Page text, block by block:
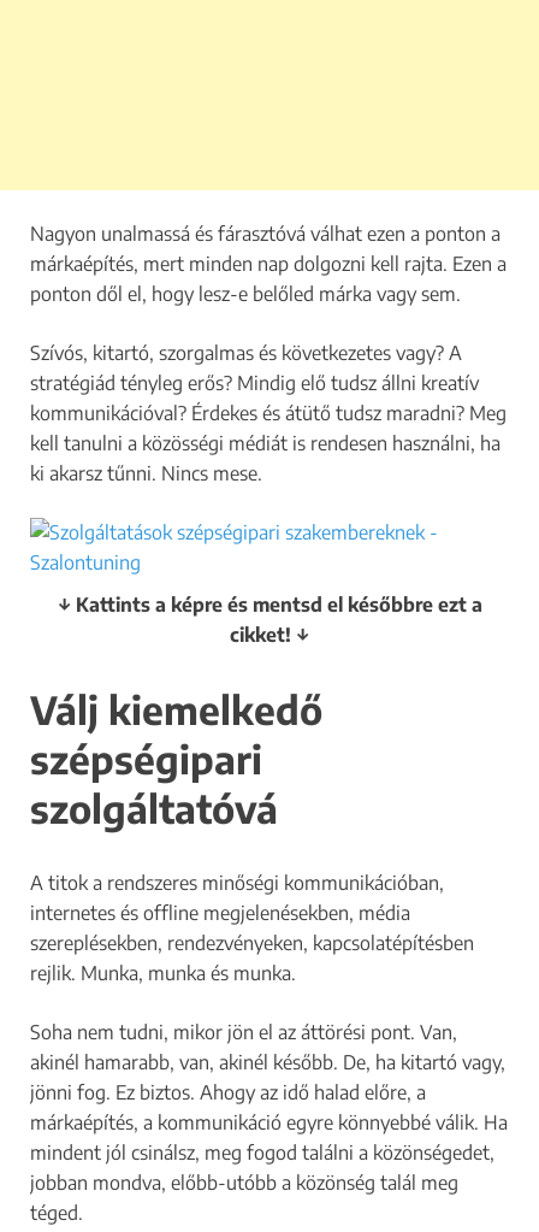
Nagyon unalmassá és fárasztóvá válhat ezen a ponton a
márkaépítés, mert minden nap dolgozni kell rajta. Ezen a
ponton dől el, hogy lesz-e belőled márka vagy sem.
Szívós, kitartó, szorgalmas és következetes vagy? A
stratégiád tényleg erős? Mindig elő tudsz állni kreatív
kommunikációval? Érdekes és átütő tudsz maradni? Meg
kell tanulni a közösségi médiát is rendesen használni, ha
ki akarsz tűnni. Nincs mese.
↓ Kattints a képre és mentsd el későbbre ezt a
cikket! ↓
Válj kiemelkedő
szépségipari
szolgáltatóvá
A titok a rendszeres minőségi kommunikációban,
internetes és offline megjelenésekben, média
szereplésekben, rendezvényeken, kapcsolatépítésben
rejlik. Munka, munka és munka.
Soha nem tudni, mikor jön el az áttörési pont. Van,
akinél hamarabb, van, akinél később. De, ha kitartó vagy,
jönni fog. Ez biztos. Ahogy az idő halad előre, a
márkaépítés, a kommunikáció egyre könnyebbé válik. Ha
mindent jól csinálsz, meg fogod találni a közönségedet,
jobban mondva, előbb-utóbb a közönség talál meg
téged.